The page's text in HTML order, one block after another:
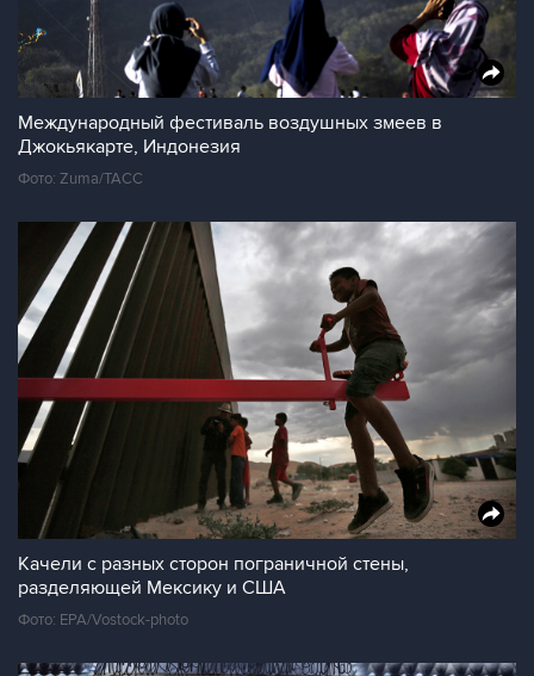
Международный фестиваль воздушных змеев в
Джокьякарте, Индонезия
Фото: Zuma/ТАСС
Качели с разных сторон пограничной стены,
разделяющей Мексику и США
Фото: EPA/Vostock-photo